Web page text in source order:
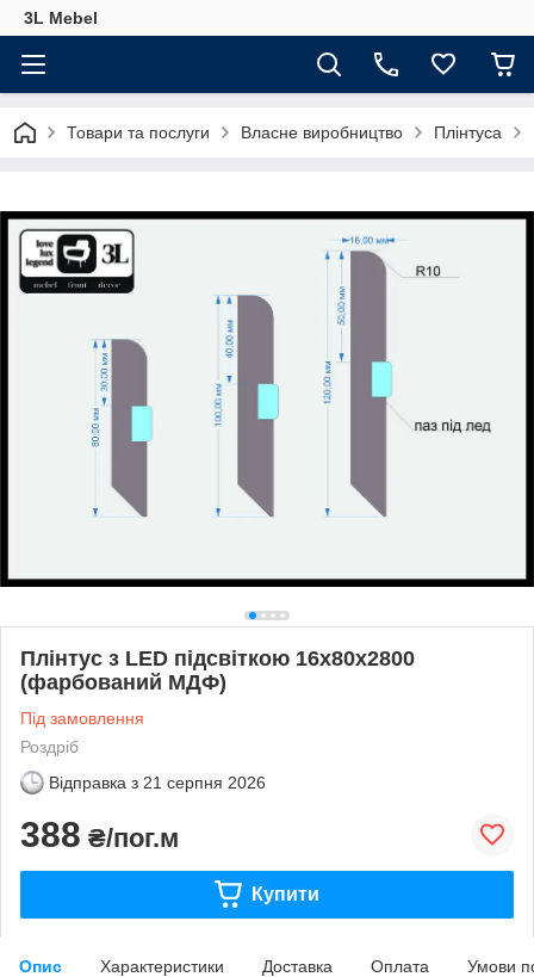
3L Mebel
Товари та послуги Власне виробництво Плінтуса
Плінтус з LED підсвіткою 16х80х2800
(фарбований МДФ)
Під замовлення
Роздріб
Відправка з 21 серпня 2026
388 ₴/пог.м
Купити
Опис Характеристики Доставка Оплата Умови